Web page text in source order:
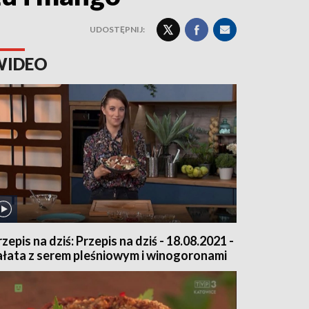
UDOSTĘPNIJ:
na dziś: Przepis na dziś - 18.08.2021 -
z serem pleśniowym i winogoronami